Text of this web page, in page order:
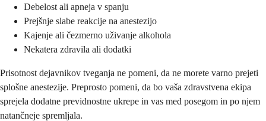
Debelost ali apneja v spanju
Prejšnje slabe reakcije na anestezijo
Kajenje ali čezmerno uživanje alkohola
Nekatera zdravila ali dodatki
Prisotnost dejavnikov tveganja ne pomeni, da ne morete varno prejeti
splošne anestezije. Preprosto pomeni, da bo vaša zdravstvena ekipa
sprejela dodatne previdnostne ukrepe in vas med posegom in po njem
natančneje spremljala.